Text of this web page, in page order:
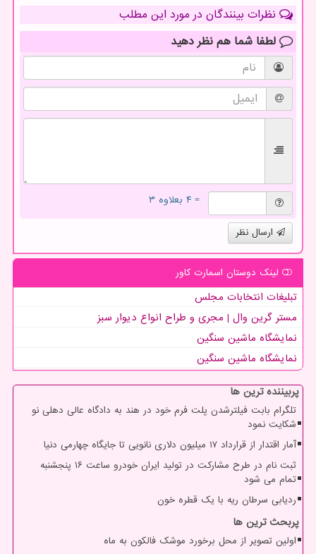
نظرات بینندگان در مورد این مطلب
لطفا شما هم نظر دهید
= ۴ بعلاوه ۳
ارسال نظر
لینک دوستان اسمارت كاور
تبلیغات انتخابات مجلس
مستر گرین وال | مجری و طراح انواع دیوار سبز
نمایشگاه ماشین سنگین
نمایشگاه ماشین سنگین
پربیننده ترین ها
تلگرام بابت فیلترشدن پلت فرم خود در هند به دادگاه عالی دهلی نو
شکایت نمود
آمار اقتدار از قرارداد ۱۷ میلیون دلاری نانویی تا جایگاه چهارمی دنیا
ثبت نام در طرح مشارکت در تولید ایران خودرو ساعت ۱۶ پنجشنبه
تمام می شود
ردیابی سرطان ریه با یک قطره خون
پربحث ترین ها
اولین تصویر از محل برخورد موشک فالکون به ماه